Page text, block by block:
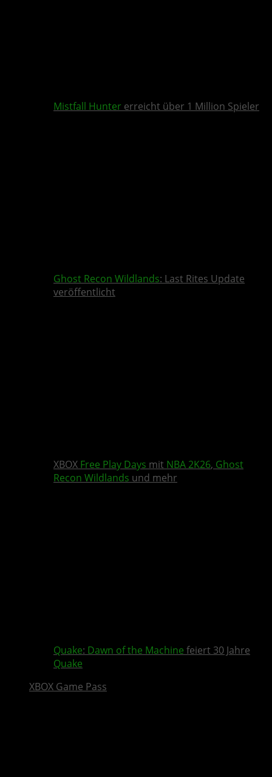
Mistfall Hunter erreicht über 1 Million Spieler
Ghost Recon Wildlands: Last Rites Update
veröffentlicht
XBOX Free Play Days mit NBA 2K26, Ghost
Recon Wildlands und mehr
Quake: Dawn of the Machine feiert 30 Jahre
Quake
XBOX Game Pass